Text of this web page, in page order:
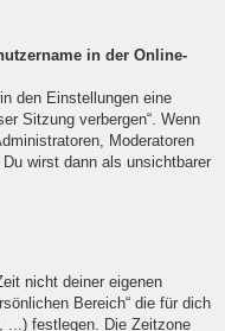
in der Online-
den Einstellungen eine
Sitzung verbergen“. Wenn
Moderatoren
wirst dann als unsichtbarer
nicht deiner eigenen
Bereich“ die für dich
...) festlegen. Die Zeitzone